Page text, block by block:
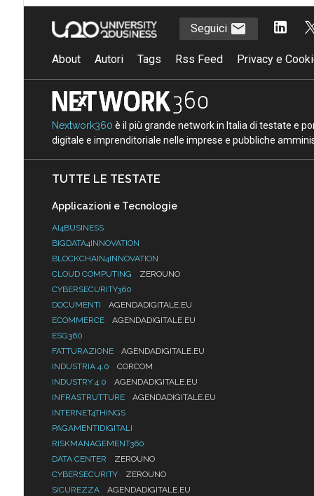
Seguici
About Autori Tags Rss Feed Privacy e
Nextwork360 è il più grande network in Italia di testate e
digitale e imprenditoriale nelle imprese e pubbliche
TUTTE LE TESTATE
Applicazioni e Tecnologie
AI4BUSINESS
BIGDATA4INNOVATION
BLOCKCHAIN4INNOVATION
CLOUD COMPUTING
ZEROUNO
CYBERSECURITY360
DOCUMENTI
AGENDADIGITALE.EU
ECOMMERCE
AGENDADIGITALE.EU
ESG360
FATTURAZIONE
AGENDADIGITALE.EU
INDUSTRIA 4.0
CORCOM
INDUSTRY 4.0
AGENDADIGITALE.EU
INFRASTRUTTURE
AGENDADIGITALE.EU
INTERNET4THINGS
PAGAMENTIDIGITALI
RISKMANAGEMENT360
DATA CENTER
ZEROUNO
CYBERSECURITY
ZEROUNO
SICUREZZA
AGENDADIGITALE.EU